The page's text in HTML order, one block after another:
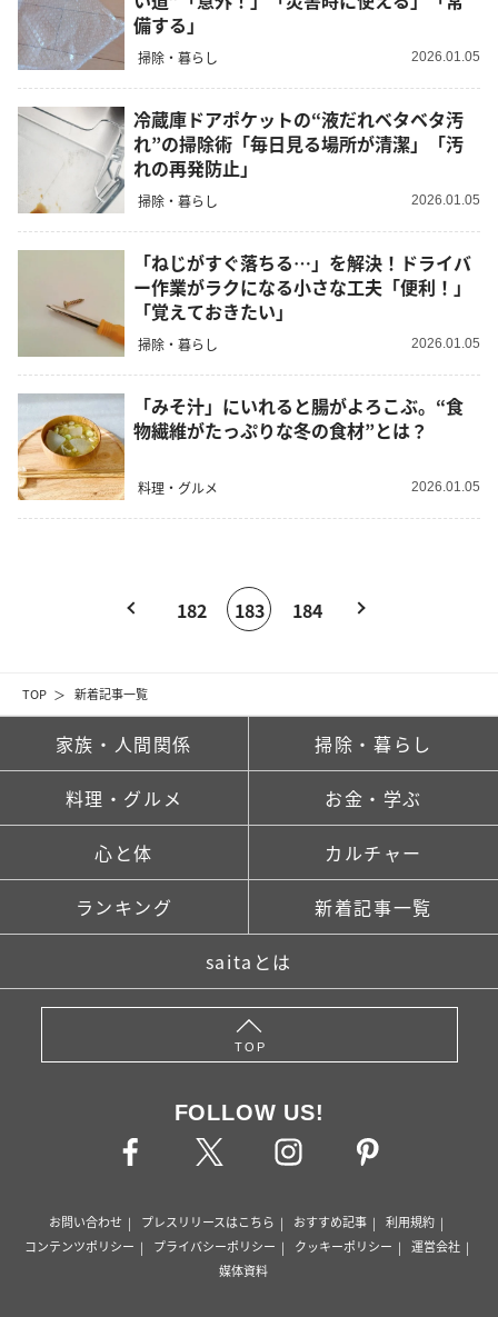
TOP 新着記事一覧
備する」
掃除・暮らし 2026.01.05
冷蔵庫ドアポケットの“液だれベタベタ汚
れ”の掃除術「毎日見る場所が清潔」「汚
れの再発防止」
掃除・暮らし 2026.01.05
「ねじがすぐ落ちる…」を解決！ドライバ
ー作業がラクになる小さな工夫「便利！」
「覚えておきたい」
掃除・暮らし 2026.01.05
「みそ汁」にいれると腸がよろこぶ。“食
物繊維がたっぷりな冬の食材”とは？
料理・グルメ 2026.01.05
182 183 184
家族・人間関係 掃除・暮らし
料理・グルメ お金・学ぶ
心と体 カルチャー
ランキング 新着記事一覧
saitaとは
TOP
FOLLOW US!
お問い合わせ プレスリリースはこちら おすすめ記事
利用規約
コンテンツポリシー
プライバシーポリシー クッキーポリシー
運営会社
媒体資料